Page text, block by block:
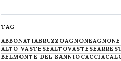
TAG
ABBONATIABRUZZOAGNONE
ALTO VASTESEALTOVASTESE
BELMONTE DEL SANNIOCACCIA